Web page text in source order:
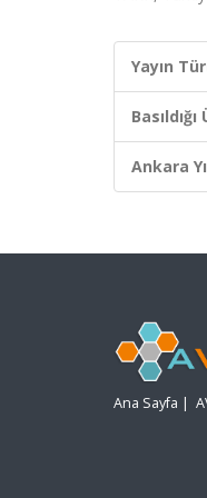
Yayın
Basıldığı
Ankara
Ana Sayfa |